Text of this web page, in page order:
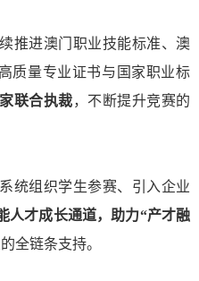
推进澳门职业技能标准、澳
质量专业证书与 国家职业标
联合执裁，不断提升竞赛的
系统组织学生参赛、 引入企业
人才成长通道，助力“产才融
全链条支持。